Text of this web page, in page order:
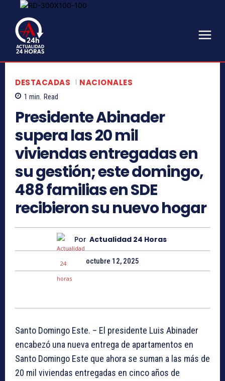
DESTACADAS NACIONALES
1 min. Read
Presidente Abinader
supera las 20 mil
viviendas entregadas en
su gestión; este domingo,
488 familias en SDE
recibieron su nuevo hogar
Por Actualidad 24 Horas
octubre 12, 2025
Santo Domingo Este. – El presidente Luis Abinader
encabezó una nueva entrega de apartamentos en
Santo Domingo Este que ahora se suman a las más de
20 mil viviendas entregadas en cinco años de